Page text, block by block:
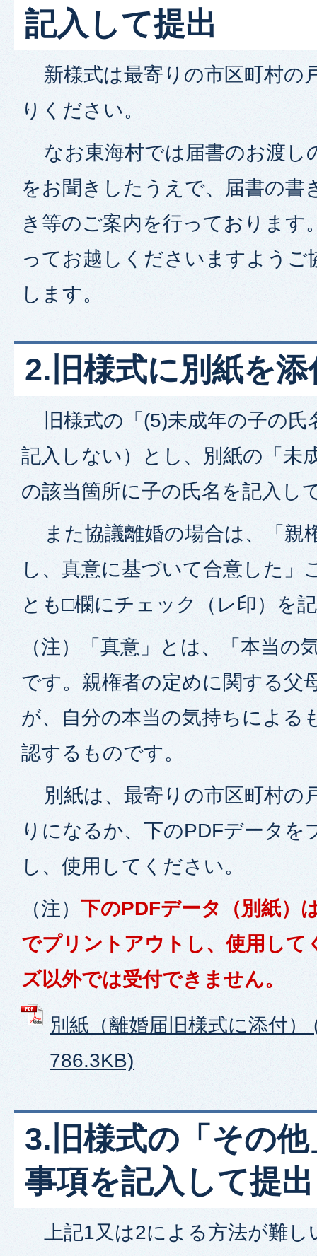
記入して提出
新様式は最寄りの市区町村の
りください。
なお東海村では届書のお渡し
をお聞きしたうえで、届書の書
き等のご案内を行っております
ってお越しくださいますようご
します。
2.旧様式に別紙を
旧様式の「(5)未成年の子の氏
記入しない）とし、別紙の「未
の該当箇所に子の氏名を記入し
また協議離婚の場合は、「親
し、真意に基づいて合意した」
とも□欄にチェック（レ印）を
（注）「真意」とは、「本当の
です。親権者の定めに関する父
が、自分の本当の気持ちによる
認するものです。
別紙は、最寄りの市区町村の
りになるか、下のPDFデータを
し、使用してください。
（注） 下のPDFデータ（別紙）
でプリントアウトし、使用して
ズ以外では受付できません。
別紙（離婚届旧様式に添付
786.3KB)
3.旧様式の「その
事項を記入して提出
上記1又は2による方法が難し